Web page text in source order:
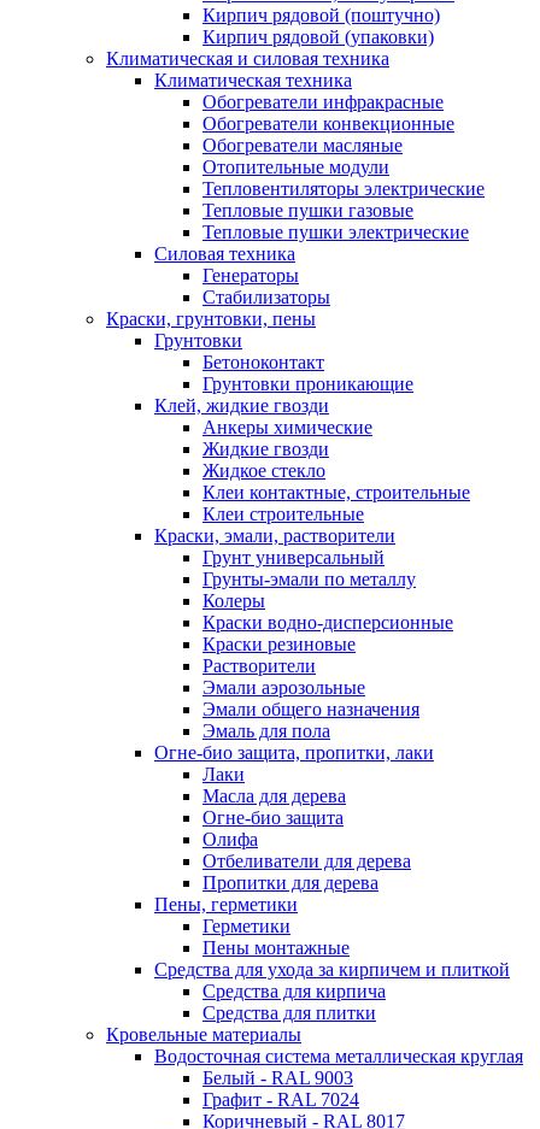
Кирпич рядовой (поштучно)
Кирпич рядовой (упаковки)
Климатическая и силовая техника
Климатическая техника
Обогреватели инфракрасные
Обогреватели конвекционные
Обогреватели масляные
Отопительные модули
Тепловентиляторы электрические
Тепловые пушки газовые
Тепловые пушки электрические
Силовая техника
Генераторы
Стабилизаторы
Краски, грунтовки, пены
Грунтовки
Бетоноконтакт
Грунтовки проникающие
Клей, жидкие гвозди
Анкеры химические
Жидкие гвозди
Жидкое стекло
Клеи контактные, строительные
Клеи строительные
Краски, эмали, растворители
Грунт универсальный
Грунты-эмали по металлу
Колеры
Краски водно-дисперсионные
Краски резиновые
Растворители
Эмали аэрозольные
Эмали общего назначения
Эмаль для пола
Огне-био защита, пропитки, лаки
Лаки
Масла для дерева
Огне-био защита
Олифа
Отбеливатели для дерева
Пропитки для дерева
Пены, герметики
Герметики
Пены монтажные
Средства для ухода за кирпичем и плиткой
Средства для кирпича
Средства для плитки
Кровельные материалы
Водосточная система металлическая круглая
Белый - RAL 9003
Графит - RAL 7024
Коричневый - RAL 8017